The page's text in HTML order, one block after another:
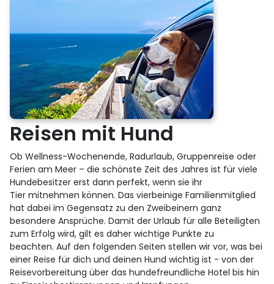
Reisen mit Hund
Ob Wellness-Wochenende, Radurlaub, Gruppenreise oder
Ferien am Meer – die schönste Zeit des Jahres ist für viele
Hundebesitzer erst dann perfekt, wenn sie ihr
Tier mitnehmen können. Das vierbeinige Familienmitglied
hat dabei im Gegensatz zu den Zweibeinern ganz
besondere Ansprüche. Damit der Urlaub für alle Beteiligten
zum Erfolg wird, gilt es daher wichtige Punkte zu
beachten. Auf den folgenden Seiten stellen wir vor, was bei
einer Reise für dich und deinen Hund wichtig ist - von der
Reisevorbereitung über das hundefreundliche Hotel bis hin